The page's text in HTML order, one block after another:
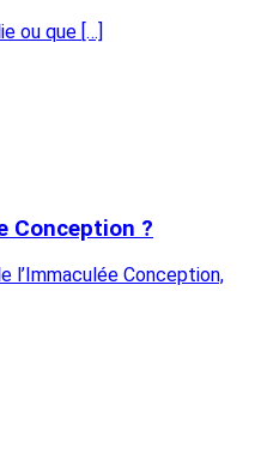
ou que […]
Conception ?
l’Immaculée Conception,